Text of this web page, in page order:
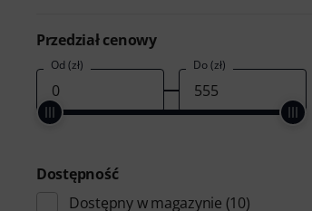
Przedział cenowy
Od (zł) Do (zł)
Dostępność
Dostępny w magazynie (10)